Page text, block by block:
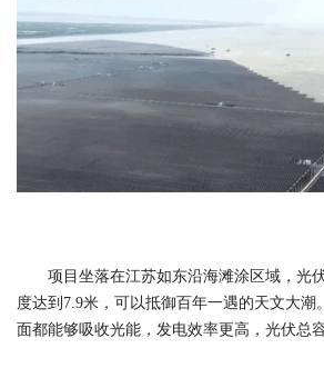
项目坐落在江苏如东沿海滩涂区域，光伏
度达到7.9米，可以抵御百年一遇的天文大潮
面都能够吸收光能，发电效率更高，光伏总